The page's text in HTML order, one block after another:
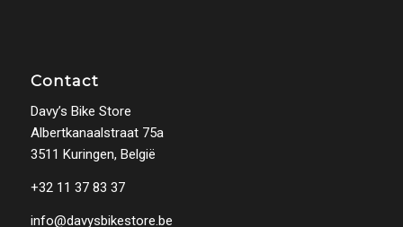
Contact
Davy’s Bike Store
Albertkanaalstraat 75a
3511 Kuringen, België
+32 11 37 83 37
info@davysbikestore.be